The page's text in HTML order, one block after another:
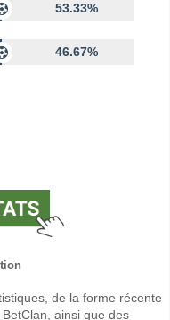
53.33%
46.67%
de la forme récente
ainsi que des